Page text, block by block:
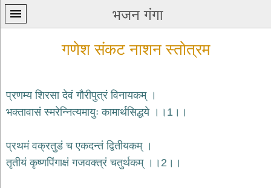
भजन गंगा
प्रथम
home
कृष्ण
गणेश संकट नाशन स्तोत्रम
प्रणम्य शिरसा देवं गौरीपुत्रं विनायकम् ।
भक्तावासं स्मरेन्नित्यमायुः कामार्थसिद्धये ।।1।।
प्रथमं वक्रतुडं च एकदन्तं द्वितीयकम् ।
तृतीयं कृष्णपिंगाक्षं गजवक्त्रं चतुर्थकम् ।।2।।